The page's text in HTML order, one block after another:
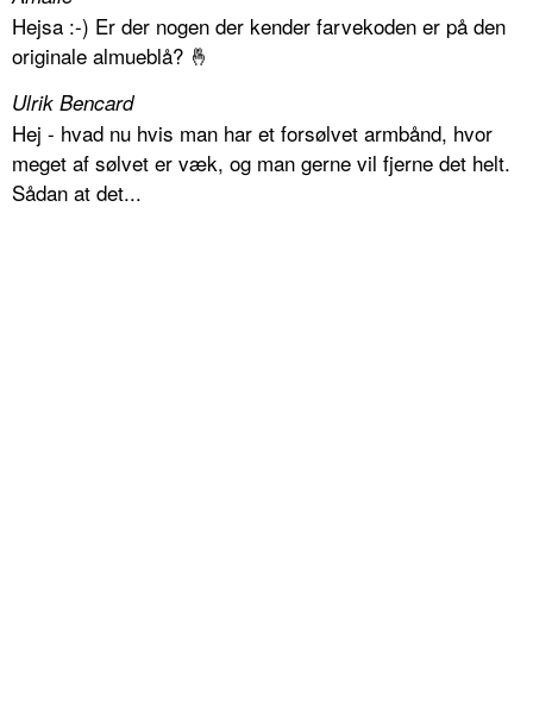
Hejsa :-) Er der nogen der kender farvekoden er på den
originale almueblå? 🤞
Ulrik Bencard
Hej - hvad nu hvis man har et forsølvet armbånd, hvor
meget af sølvet er væk, og man gerne vil fjerne det helt.
Sådan at det...